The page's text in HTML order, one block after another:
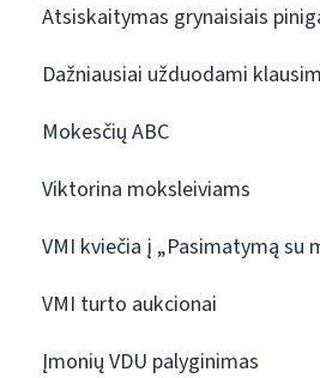
Atsiskaitymas grynaisiais
Dažniausiai užduodami
Mokesčių ABC
Viktorina moksleiviams
VMI kviečia į „Pasimatymą su
VMI turto aukcionai
Įmonių VDU palyginimas